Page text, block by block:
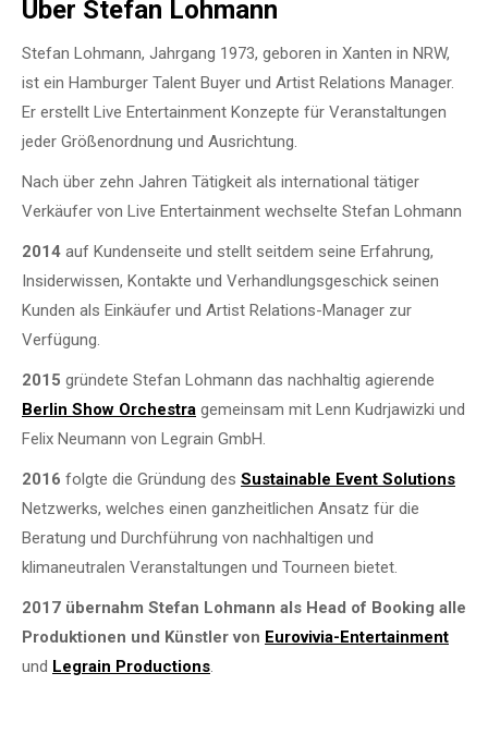
Über Stefan Lohmann
Stefan Lohmann, Jahrgang 1973, geboren in Xanten in NRW,
ist ein Hamburger Talent Buyer und Artist Relations Manager.
Er erstellt Live Entertainment Konzepte für Veranstaltungen
jeder Größenordnung und Ausrichtung.
Nach über zehn Jahren Tätigkeit als international tätiger
Verkäufer von Live Entertainment wechselte Stefan Lohmann
2014 auf Kundenseite und stellt seitdem seine Erfahrung,
Insiderwissen, Kontakte und Verhandlungsgeschick seinen
Kunden als Einkäufer und Artist Relations-Manager zur
Verfügung.
2015 gründete Stefan Lohmann das nachhaltig agierende
Berlin Show Orchestra gemeinsam mit Lenn Kudrjawizki und
Felix Neumann von Legrain GmbH.
2016 folgte die Gründung des Sustainable Event Solutions
Netzwerks, welches einen ganzheitlichen Ansatz für die
Beratung und Durchführung von nachhaltigen und
klimaneutralen Veranstaltungen und Tourneen bietet.
2017 übernahm Stefan Lohmann als Head of Booking alle
Produktionen und Künstler von Eurovivia-Entertainment
und Legrain Productions.